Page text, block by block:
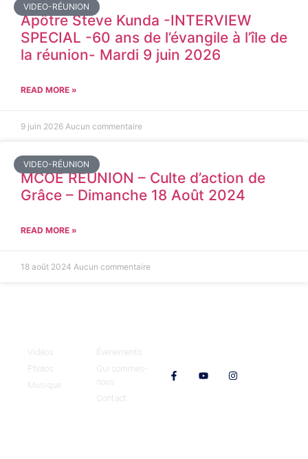
VIDEO-RÉUNION
Apôtre Steve Kunda -INTERVIEW
SPECIAL -60 ans de l’évangile à l’île de
la réunion- Mardi 9 juin 2026
READ MORE »
9 juin 2026 Aucun commentaire
VIDEO-RÉUNION
MCOE REUNION – Culte d’action de
Grâce – Dimanche 18 Août 2024
READ MORE »
18 août 2024 Aucun commentaire
Vidéos
Photos
Musique
Évenements
Qui sommes-
nous
Contact